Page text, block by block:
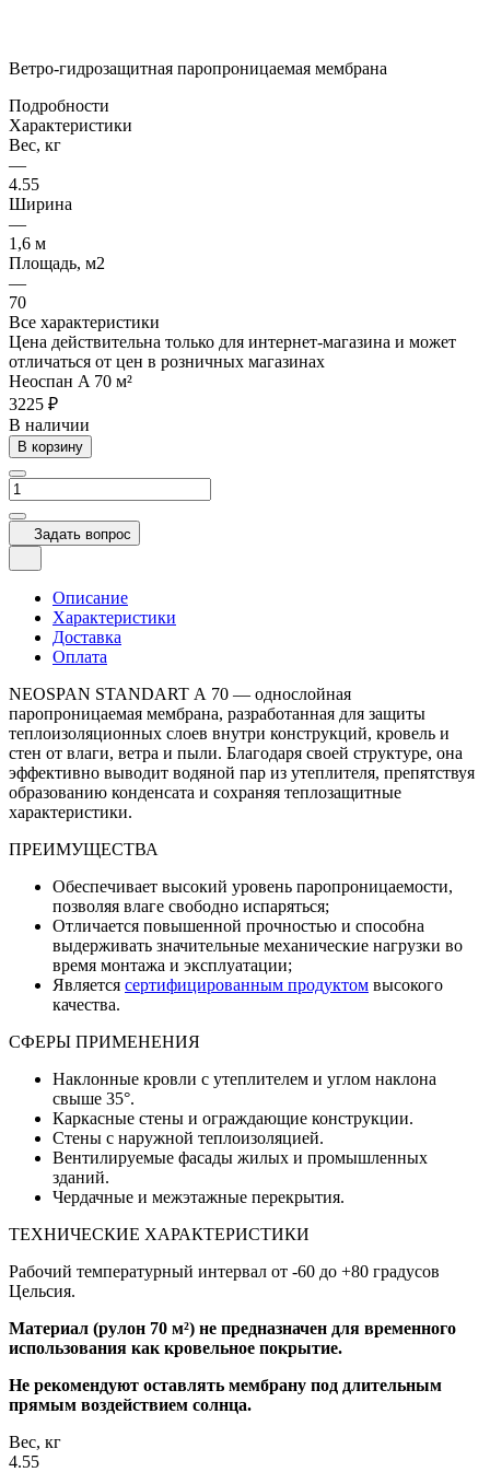
Ветро-гидрозащитная паропроницаемая мембрана
Подробности
Характеристики
Вес, кг
—
4.55
Ширина
—
1,6 м
Площадь, м2
—
70
Все характеристики
Цена действительна только для интернет-магазина и может
отличаться от цен в розничных магазинах
Неоспан A 70 м²
3225 ₽
В наличии
В корзину
Задать вопрос
Описание
Характеристики
Доставка
Оплата
NEOSPAN STANDART А 70 — однослойная
паропроницаемая мембрана, разработанная для защиты
теплоизоляционных слоев внутри конструкций, кровель и
стен от влаги, ветра и пыли. Благодаря своей структуре, она
эффективно выводит водяной пар из утеплителя, препятствуя
образованию конденсата и сохраняя теплозащитные
характеристики.
ПРЕИМУЩЕСТВА
Обеспечивает высокий уровень паропроницаемости,
позволяя влаге свободно испаряться;
Отличается повышенной прочностью и способна
выдерживать значительные механические нагрузки во
время монтажа и эксплуатации;
Является сертифицированным продуктом высокого
качества.
СФЕРЫ ПРИМЕНЕНИЯ
Наклонные кровли с утеплителем и углом наклона
свыше 35°.
Каркасные стены и ограждающие конструкции.
Стены с наружной теплоизоляцией.
Вентилируемые фасады жилых и промышленных
зданий.
Чердачные и межэтажные перекрытия.
ТЕХНИЧЕСКИЕ ХАРАКТЕРИСТИКИ
Рабочий температурный интервал от -60 до +80 градусов
Цельсия.
Материал (рулон 70 м²) не предназначен для временного
использования как кровельное покрытие.
Не рекомендуют оставлять мембрану под длительным
прямым воздействием солнца.
Вес, кг
4.55